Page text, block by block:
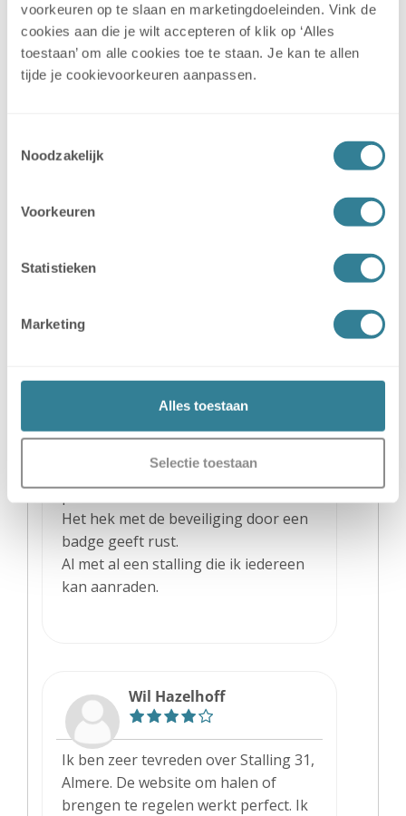
voorkeuren op te slaan en marketingdoeleinden. Vink de
cookies aan die je wilt accepteren of klik op ‘Alles
toestaan’ om alle cookies toe te staan. Je kan te allen
tijde je cookievoorkeuren aanpassen.
Noodzakelijk
Voorkeuren
Statistieken
Marketing
Alles toestaan
Selectie toestaan
Stalling 31 Almere is makkelijk te
bereiken en veel ruimte zo dat je
rustig de tijd kan nemen met aan of
tussen 10 uur en 22 uur 7 dagen in
En heb je eventueel vragen dan staan
We zijn al heel veel jaren klant bij
deze stalling.
Altijd correct de caravan kunnen
plaatsen en meenemen.
Het hek met de beveiliging door een
badge geeft rust.
Al met al een stalling die ik iedereen
kan aanraden.
Wil Hazelhoff
Ik ben zeer tevreden over Stalling 31,
Almere. De website om halen of
brengen te regelen werkt perfect. Ik